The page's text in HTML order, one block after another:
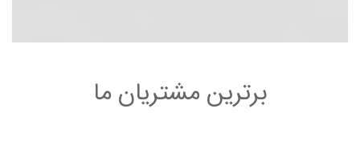
برترین مشتریان ما